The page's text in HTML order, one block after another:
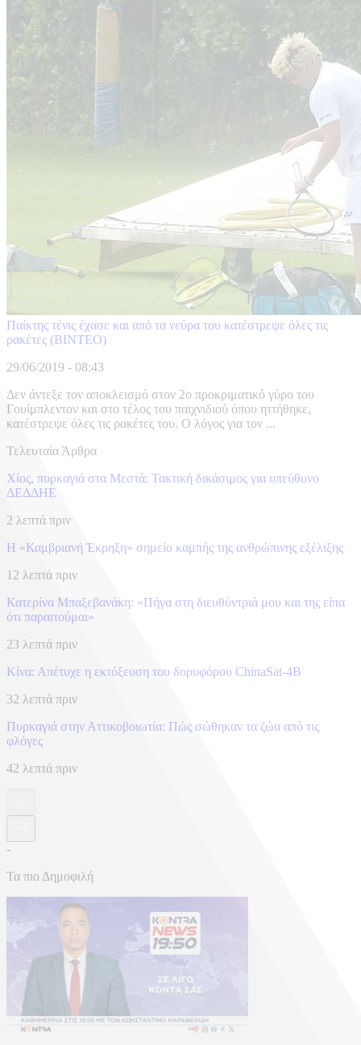
Παίκτης τένις έχασε και από τα νεύρα του κατέστρεψε όλες τις
ρακέτες (ΒΙΝΤΕΟ)
29/06/2019 - 08:43
Δεν άντεξε τον αποκλεισμό στον 2ο προκριματικό γύρο του
Γουίμπλεντον και στο τέλος του παιχνιδιού όπου ηττήθηκε,
κατέστρεψε όλες τις ρακέτες του. Ο λόγος για τον ...
Τελευταία Άρθρα
Χίος, πυρκαγιά στα Μεστά: Τακτική δικάσιμος για υπεύθυνο
ΔΕΔΔΗΕ
2 λεπτά πριν
Η «Καμβριανή Έκρηξη» σημείο καμπής της ανθρώπινης εξέλιξης
12 λεπτά πριν
Κατερίνα Μπαξεβανάκη: «Πήγα στη διευθύντριά μου και της είπα
ότι παραιτούμαι»
23 λεπτά πριν
Κίνα: Απέτυχε η εκτόξευση του δορυφόρου ChinaSat-4B
32 λεπτά πριν
Πυρκαγιά στην Αττικοβοιωτία: Πώς σώθηκαν τα ζώα από τις
φλόγες
42 λεπτά πριν
-
Τα πιο Δημοφιλή